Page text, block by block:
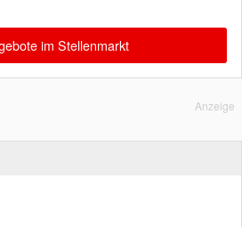
im Stellenmarkt
Anzeige